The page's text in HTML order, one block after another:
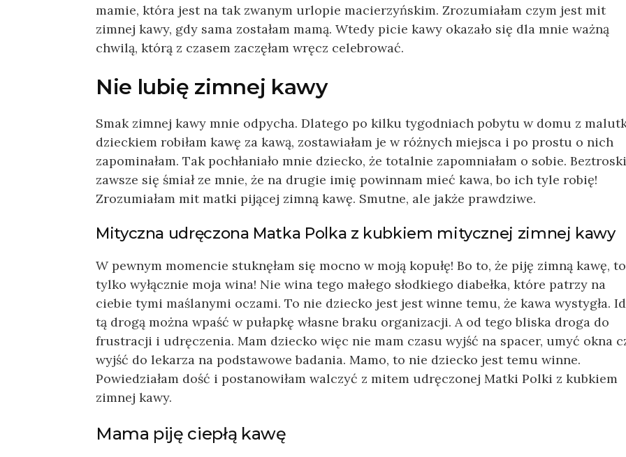
mamie, która jest na tak zwanym urlopie macierzyńskim. Zrozumiałam czym jest mit
zimnej kawy, gdy sama zostałam mamą. Wtedy picie kawy okazało się dla mnie ważną
chwilą, którą z czasem zaczęłam wręcz celebrować.
Nie lubię zimnej kawy
Smak zimnej kawy mnie odpycha. Dlatego po kilku tygodniach pobytu w domu z
dzieckiem robiłam kawę za kawą, zostawiałam je w różnych miejsca i po prostu o nich
zapominałam. Tak pochłaniało mnie dziecko, że totalnie zapomniałam o sobie. Beztroski
zawsze się śmiał ze mnie, że na drugie imię powinnam mieć kawa, bo ich tyle robię!
Zrozumiałam mit matki pijącej zimną kawę. Smutne, ale jakże prawdziwe.
Mityczna udręczona Matka Polka z kubkiem mitycznej zimnej kawy
W pewnym momencie stuknęłam się mocno w moją kopułę! Bo to, że piję zimną kawę, to
tylko wyłącznie moja wina! Nie wina tego małego słodkiego diabełka, które patrzy na
ciebie tymi maślanymi oczami. To nie dziecko jest jest winne temu, że kawa wystygła.
tą drogą można wpaść w pułapkę własne braku organizacji. A od tego bliska droga do
frustracji i udręczenia. Mam dziecko więc nie mam czasu wyjść na spacer, umyć okna
wyjść do lekarza na podstawowe badania. Mamo, to nie dziecko jest temu winne.
Powiedziałam dość i postanowiłam walczyć z mitem udręczonej Matki Polki z kubkiem
zimnej kawy.
Mama piję ciepłą kawę